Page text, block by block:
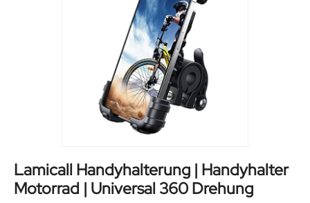
Lamicall Handyhalterung | Handyhalter
Motorrad | Universal 360 Drehung